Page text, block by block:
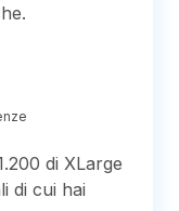
di XLarge
di cui hai